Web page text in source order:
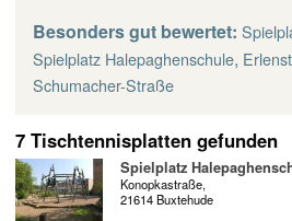
Besonders gut bewertet:
Spielplatz Halepaghenschule,
Schumacher-Straße
7 Tischtennisplatten gefunden
Spielplatz
Konopkastraße,
21614 Buxtehude